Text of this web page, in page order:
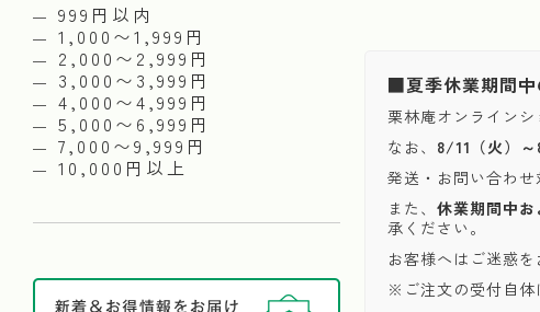
999円以内
1,000〜1,999円
2,000〜2,999円
3,000〜3,999円
4,000〜4,999円
5,000〜6,999円
7,000〜9,999円
10,000円以上
■夏季休業期間中
栗林庵オンラインシ
なお、 8/11（火）
発送・お問い合わせ
また、 休業期間中
承ください。
お客様へはご迷惑
※ご注文の受付自体